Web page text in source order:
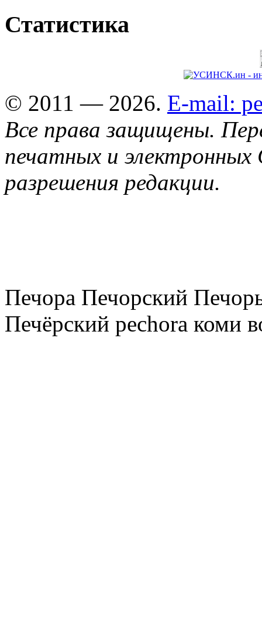
Статистика
© 2011 — 2026. E-mail:
Все права защищены.
печатных и
разрешения редакции.
Печора Печорский
Печёрский pechora коми